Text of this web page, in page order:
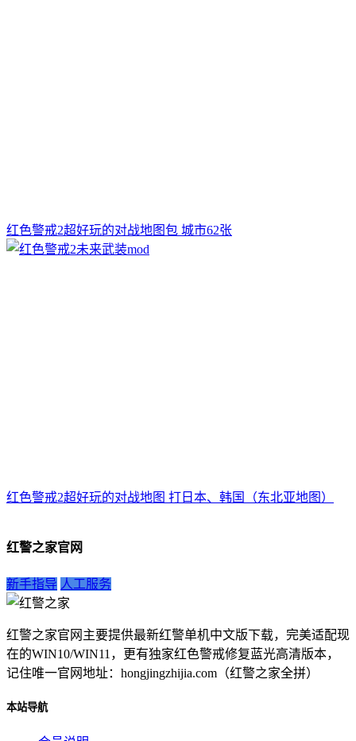
红色警戒2超好玩的对战地图包 城市62张
红色警戒2超好玩的对战地图 打日本、韩国（东北亚地图）
红警之家官网
新手指导 人工服务
红警之家官网主要提供最新红警单机中文版下载，完美适配现
在的WIN10/WIN11，更有独家红色警戒修复蓝光高清版本，
记住唯一官网地址：hongjingzhijia.com（红警之家全拼）
本站导航